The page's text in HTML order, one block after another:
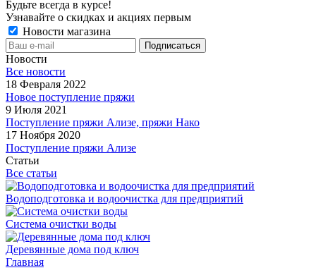
Будьте всегда в курсе!
Узнавайте о скидках и акциях первым
Новости магазина
Новости
Все новости
18 Февраля 2022
Новое поступление пряжи
9 Июля 2021
Поступление пряжи Ализе, пряжи Нако
17 Ноября 2020
Поступление пряжи Ализе
Статьи
Все статьи
Водоподготовка и водоочистка для предприятий
Система очистки воды
Деревянные дома под ключ
Главная